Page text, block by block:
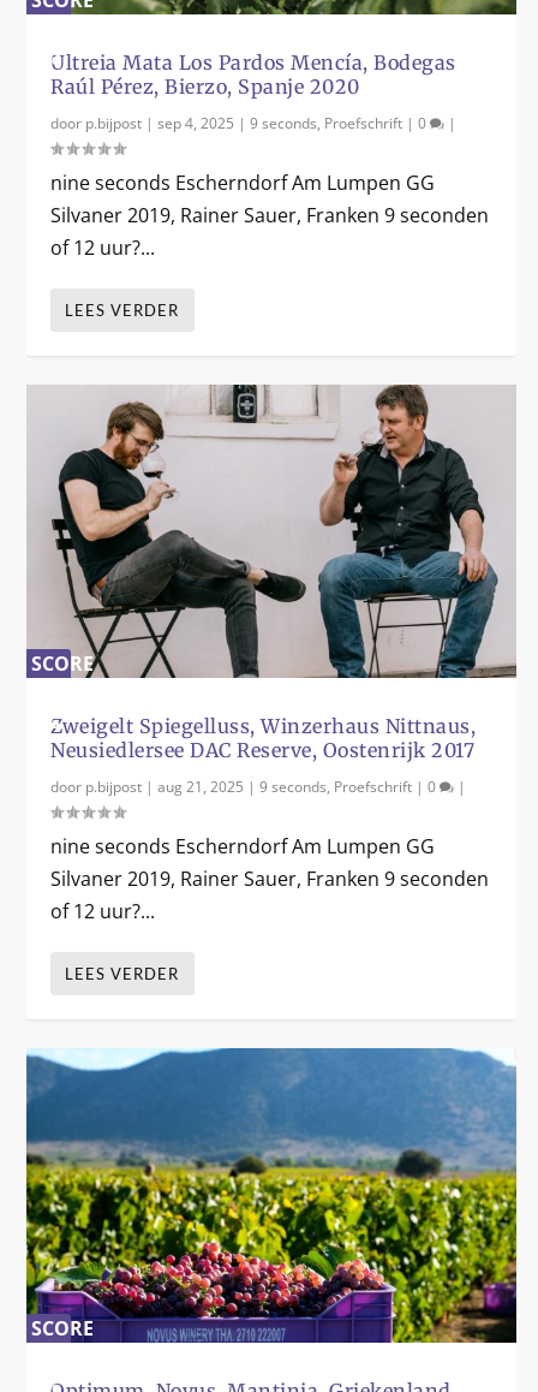
%Ultreia Mata Los Pardos Mencía, Bodegas
Raúl Pérez, Bierzo, Spanje 2020
door p.bijpost |sep 4, 2025 |9 seconds, Proefschrift |0 |
nine seconds Escherndorf Am Lumpen GG
Silvaner 2019, Rainer Sauer, Franken 9 seconden
of 12 uur?...
LEES VERDER
SCORE
%
Zweigelt Spiegelluss, Winzerhaus Nittnaus,
Neusiedlersee DAC Reserve, Oostenrijk 2017
door p.bijpost |aug 21, 2025 |9 seconds, Proefschrift |0 |
nine seconds Escherndorf Am Lumpen GG
Silvaner 2019, Rainer Sauer, Franken 9 seconden
of 12 uur?...
LEES VERDER
SCORE
%